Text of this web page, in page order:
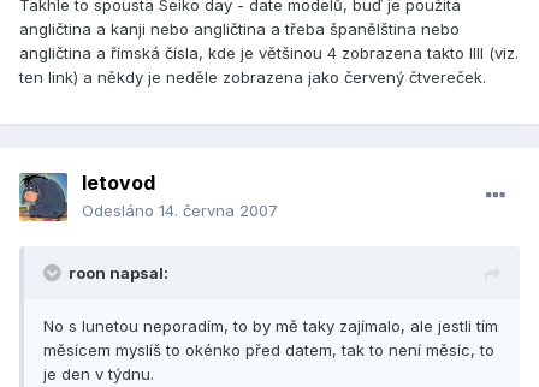
Takhle to spousta Seiko day - date modelů, buď je použita
angličtina a kanji nebo angličtina a třeba španělština nebo
angličtina a římská čísla, kde je většinou 4 zobrazena takto IIII (viz.
ten link) a někdy je neděle zobrazena jako červený čtvereček.
letovod
Odesláno 14. června 2007
roon napsal:
No s lunetou neporadím, to by mě taky zajímalo, ale jestli tím
měsícem myslíš to okénko před datem, tak to není měsíc, to
je den v týdnu.